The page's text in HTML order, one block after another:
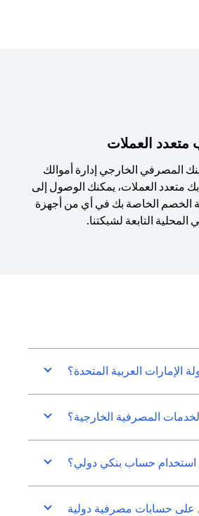
العملات
المصرفي الخارجي إدارة أموالك
متعدد العملات، يمكنك الوصول إلى
الخصم الخاصة بك في أي من أجهزة
المحلية التابعة لشبكتنا.
العربية المتحدة؟
المصرفية الخارجية؟
استخدام حساب بنكي دولي؟
على حسابات مصرفية دولية